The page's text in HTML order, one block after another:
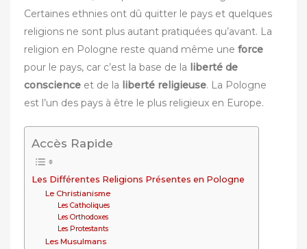
Certaines ethnies ont dû quitter le pays et quelques
religions ne sont plus autant pratiquées qu’avant. La
religion en Pologne reste quand même une force
pour le pays, car c’est la base de la liberté de
conscience et de la liberté religieuse. La Pologne
est l’un des pays à être le plus religieux en Europe.
Accès Rapide
Les Différentes Religions Présentes en Pologne
Le Christianisme
Les Catholiques
Les Orthodoxes
Les Protestants
Les Musulmans